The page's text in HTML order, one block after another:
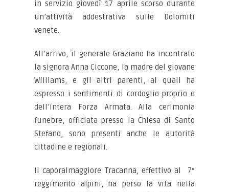
in servizio giovedì 17 aprile scorso durante
un’attività addestrativa sulle Dolomiti
venete.
All’arrivo, il generale Graziano ha incontrato
la signora Anna Ciccone, la madre del giovane
Williams, e gli altri parenti, ai quali ha
espresso i sentimenti di cordoglio proprio e
dell’intera Forza Armata. Alla cerimonia
funebre, officiata presso la Chiesa di Santo
Stefano, sono presenti anche le autorità
cittadine e regionali.
Il caporalmaggiore Tracanna, effettivo al 7°
reggimento alpini, ha perso la vita nella